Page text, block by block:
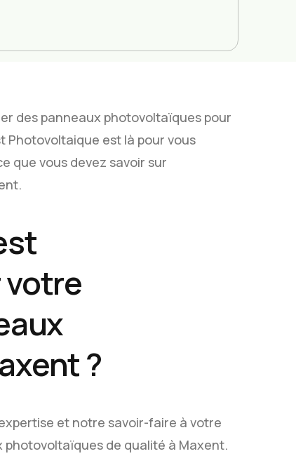
des panneaux photovoltaïques pour
Photovoltaique est là pour vous
que vous devez savoir sur
?
et notre savoir-faire à votre
de qualité à Maxent.